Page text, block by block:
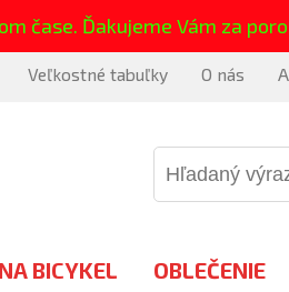
čase. Ďakujeme Vám za
Veľkostné tabuľky O nás
BICYKEL OBLEČENIE